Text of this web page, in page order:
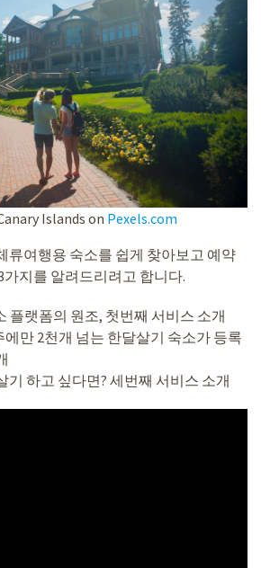
Islands on Pexels.com
류여행용 숙소를 쉽게 찾아보고 예약
지를 알려드리려고 합니다.
플랫폼의 원조, 첫번째 서비스 소개
에만 2천개 넘는 한달살기 숙소가 등록
기 하고 싶다면? 세번째 서비스 소개